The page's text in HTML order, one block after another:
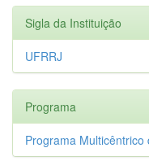
Sigla da Instituição
UFRRJ
Programa
Programa Multicêntrico